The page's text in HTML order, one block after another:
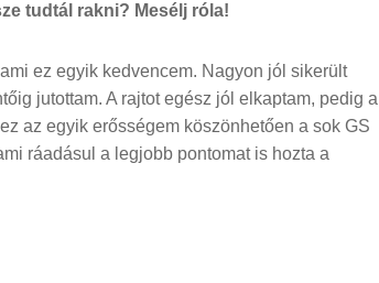
tudtál rakni? Mesélj róla!
ez egyik kedvencem. Nagyon jól sikerült
jutottam. A rajtot egész jól elkaptam, pedig a
az egyik erősségem köszönhetően a sok GS
ráadásul a legjobb pontomat is hozta a